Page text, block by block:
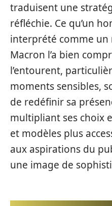
traduisent une
réfléchie. Ce qu’un
interprété comme un
Macron l’a bien
l’entourent,
moments sensibles,
de redéfinir sa
multipliant ses choix
et modèles plus
aux aspirations du
une image de